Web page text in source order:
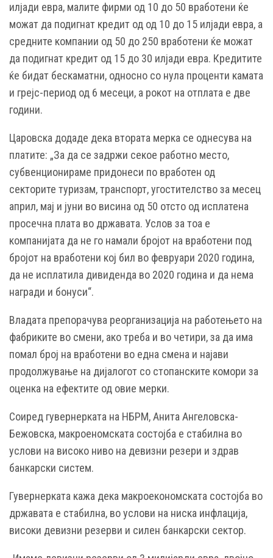
илјади евра, малите фирми од 10 до 50 вработени ќе
можат да подигнат кредит од од 10 до 15 илјади евра, а
средните компании од 50 до 250 вработени ќе можат
да подигнат кредит од 15 до 30 илјади евра. Кредитите
ќе бидат бескаматни, односно со нула проценти камата
и грејс-период од 6 месеци, а рокот на отплата е две
години.
Царовска додаде дека втората мерка се однесува на
платите: „За да се задржи секое работно место,
субвенционираме придонеси по вработен од
секторите туризам, транспорт, угостителство за месец
април, мај и јуни во висина од 50 отсто од исплатена
просечна плата во државата. Услов за тоа е
компанијата да не го намали бројот на вработени под
бројот на вработени кој бил во февруари 2020 година,
да не исплатила дивиденда во 2020 година и да нема
награди и бонуси“.
Владата препорачува реорганизација на работењето на
фабриките во смени, ако треба и во четири, за да има
помал број на вработени во една смена и најави
продолжување на дијалогот со стопанските комори за
оценка на ефектите од овие мерки.
Соиред гувернерката на НБРМ, Анита Ангеловска-
Бежовска, макроеномската состојба е стабилна во
услови на високо ниво на девизни резери и здрав
банкарски систем.
Гувернерката кажа дека макроекономската состојба во
државата е стабилна, во услови на ниска инфлација,
високи девизни резерви и силен банкарски сектор.